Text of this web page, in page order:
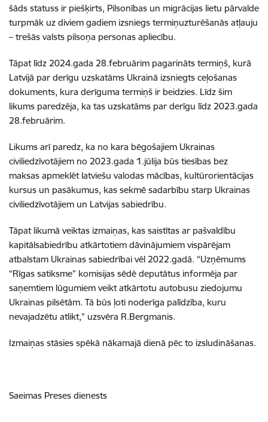
šāds statuss ir piešķirts, Pilsonības un migrācijas lietu pārvalde
turpmāk uz diviem gadiem izsniegs termiņuzturēšanās atļauju
– trešās valsts pilsoņa personas apliecību.
Tāpat līdz 2024.gada 28.februārim pagarināts termiņš, kurā
Latvijā par derīgu uzskatāms Ukrainā izsniegts ceļošanas
dokuments, kura derīguma termiņš ir beidzies. Līdz šim
likums paredzēja, ka tas uzskatāms par derīgu līdz 2023.gada
28.februārim.
Likums arī paredz, ka no kara bēgošajiem Ukrainas
civiliedzīvotājiem no 2023.gada 1.jūlija būs tiesības bez
maksas apmeklēt latviešu valodas mācības, kultūrorientācijas
kursus un pasākumus, kas sekmē sadarbību starp Ukrainas
civiliedzīvotājiem un Latvijas sabiedrību.
Tāpat likumā veiktas izmaiņas, kas saistītas ar pašvaldību
kapitālsabiedrību atkārtotiem dāvinājumiem vispārējam
atbalstam Ukrainas sabiedrībai vēl 2022.gadā. “Uzņēmums
“Rīgas satiksme” komisijas sēdē deputātus informēja par
saņemtiem lūgumiem veikt atkārtotu autobusu ziedojumu
Ukrainas pilsētām. Tā būs ļoti noderīga palīdzība, kuru
nevajadzētu atlikt,” uzsvēra R.Bergmanis.
Izmaiņas stāsies spēkā nākamajā dienā pēc to izsludināšanas.
Saeimas Preses dienests